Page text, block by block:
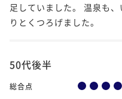
足していました。 温泉も
りとくつろげました。
50代後半
総合点